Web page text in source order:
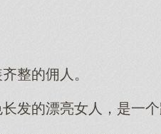
整的佣人。
发的漂亮女人，是一个